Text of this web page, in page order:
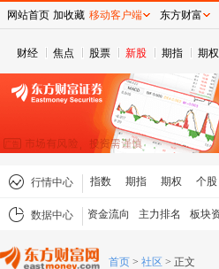
财经 焦点 股票 新股 期指 期权
行情中心 指数 期指 期权 个股
数据中心 资金流向 主力排名 板块
首页 > 社区 > 正文
网站首页 加收藏 移动客户端 东方财富